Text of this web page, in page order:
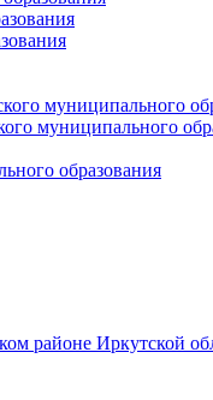
муниципального
муниципального
образования
районе Иркутской